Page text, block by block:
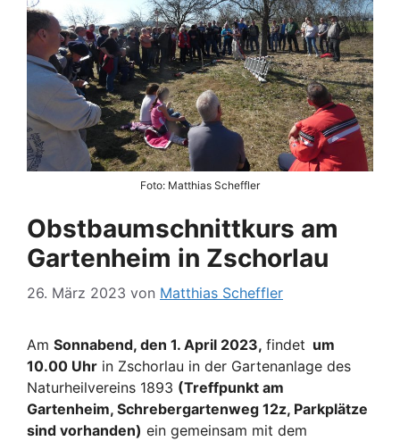
Foto: Matthias Scheffler
Obstbaumschnittkurs am
Gartenheim in Zschorlau
26. März 2023 von Matthias Scheffler
Am Sonnabend, den 1. April 2023, findet um
10.00 Uhr in Zschorlau in der Gartenanlage des
Naturheilvereins 1893 (Treffpunkt am
Gartenheim, Schrebergartenweg 12z, Parkplätze
sind vorhanden) ein gemeinsam mit dem